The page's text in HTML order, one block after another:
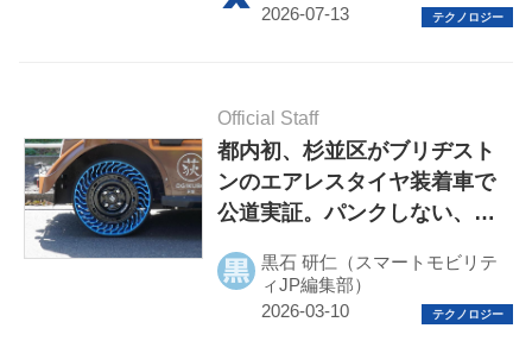
EV
電動バイク
電動キックボード
Official Staff
都内初、杉並区がブリヂスト
ンのエアレスタイヤ装着車で
公道実証。パンクしない、エ
ローモビリティ
黒石 研仁（スマートモビリテ
ィJP編集部）